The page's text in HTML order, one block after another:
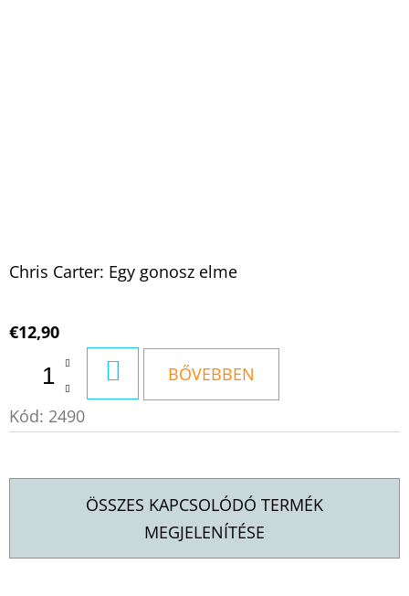
Chris Carter: Egy gonosz elme
€12,90
KOSÁRBABŐVEBBEN
Kód: 2490
ÖSSZES KAPCSOLÓDÓ TERMÉK
MEGJELENÍTÉSE